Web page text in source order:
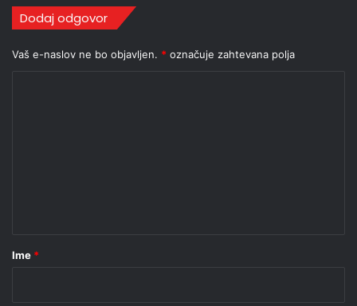
Dodaj odgovor
Vaš e-naslov ne bo objavljen. * označuje zahtevana polja
r
Ime *